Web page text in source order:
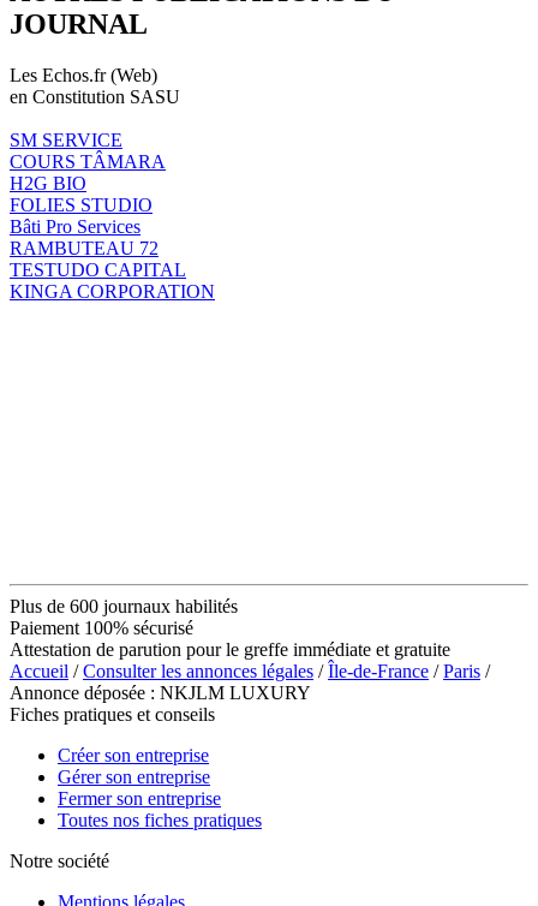
JOURNAL
Les Echos.fr (Web)
en Constitution SASU
SM SERVICE
COURS TÂMARA
H2G BIO
FOLIES STUDIO
Bâti Pro Services
RAMBUTEAU 72
TESTUDO CAPITAL
KINGA CORPORATION
Plus de 600 journaux habilités
Paiement 100% sécurisé
Attestation de parution pour le greffe immédiate et gratuite
Accueil /Consulter les annonces légales /Île-de-France /Paris /
Annonce déposée : NKJLM LUXURY
Fiches pratiques et conseils
Créer son entreprise
Gérer son entreprise
Fermer son entreprise
Toutes nos fiches pratiques
Notre société
Mentions légales